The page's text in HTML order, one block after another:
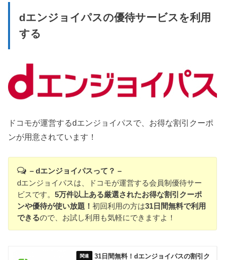
dエンジョイパスの優待サービスを利用
する
ドコモが運営するdエンジョイパスで、お得な割引クーポ
ンが用意されています！
– dエンジョイパスって？ –
dエンジョイパスは、ドコモが運営する会員制優待サー
ビスです。5万件以上ある厳選されたお得な割引クーポ
ンや優待が使い放題！初回利用の方は31日間無料で利用
できるので、お試し利用も気軽にできますよ！
31日間無料！dエンジョイパスの割引ク